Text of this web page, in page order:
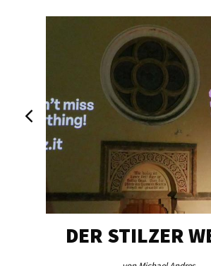
DER STILZER